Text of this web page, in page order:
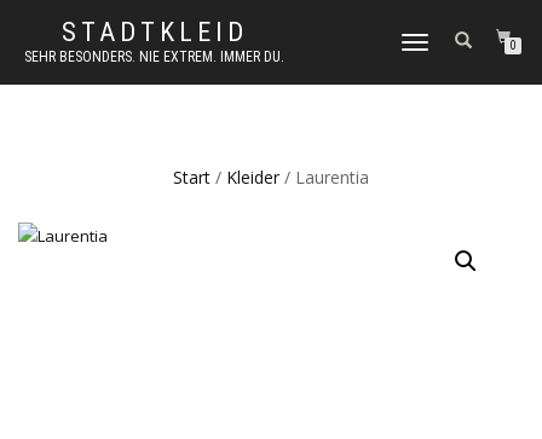
STADTKLEID
SEHR BESONDERS. NIE EXTREM. IMMER DU.
NAVIGATION
0
Start / Kleider / Laurentia